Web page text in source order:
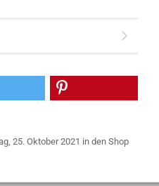
25. Oktober 2021 in den Shop